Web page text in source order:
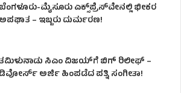
ಬೆಂಗಳೂರು-ಮೈಸೂರು ಎಕ್ಸ್‌ಪ್ರೆಸ್‌ವೇನಲ್ಲಿ ಭೀಕರ
ಅಪಘಾತ – ಇಬ್ಬರು ದುರ್ಮರಣ!
ತಮಿಳುನಾಡು ಸಿಎಂ ವಿಜಯ್‌ಗೆ ಬಿಗ್ ರಿಲೀಫ್ –
ಡಿವೋರ್ಸ್ ಅರ್ಜಿ ಹಿಂಪಡೆದ ಪತ್ನಿ ಸಂಗೀತಾ!